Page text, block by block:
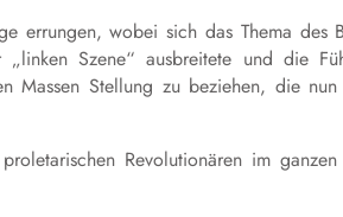
errungen, wobei sich das Thema des
Szene“ ausbreitete und die
Massen Stellung zu beziehen, die
Revolutionären im